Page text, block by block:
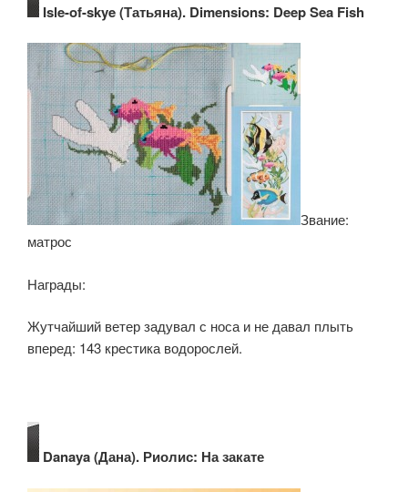
Isle-of-skye (Татьяна). Dimensions: Deep Sea Fish
Звание:
матрос
Награды:
Жутчайший ветер задувал с носа и не давал плыть
вперед: 143 крестика водорослей.
Danaya (Дана). Риолис: На закате